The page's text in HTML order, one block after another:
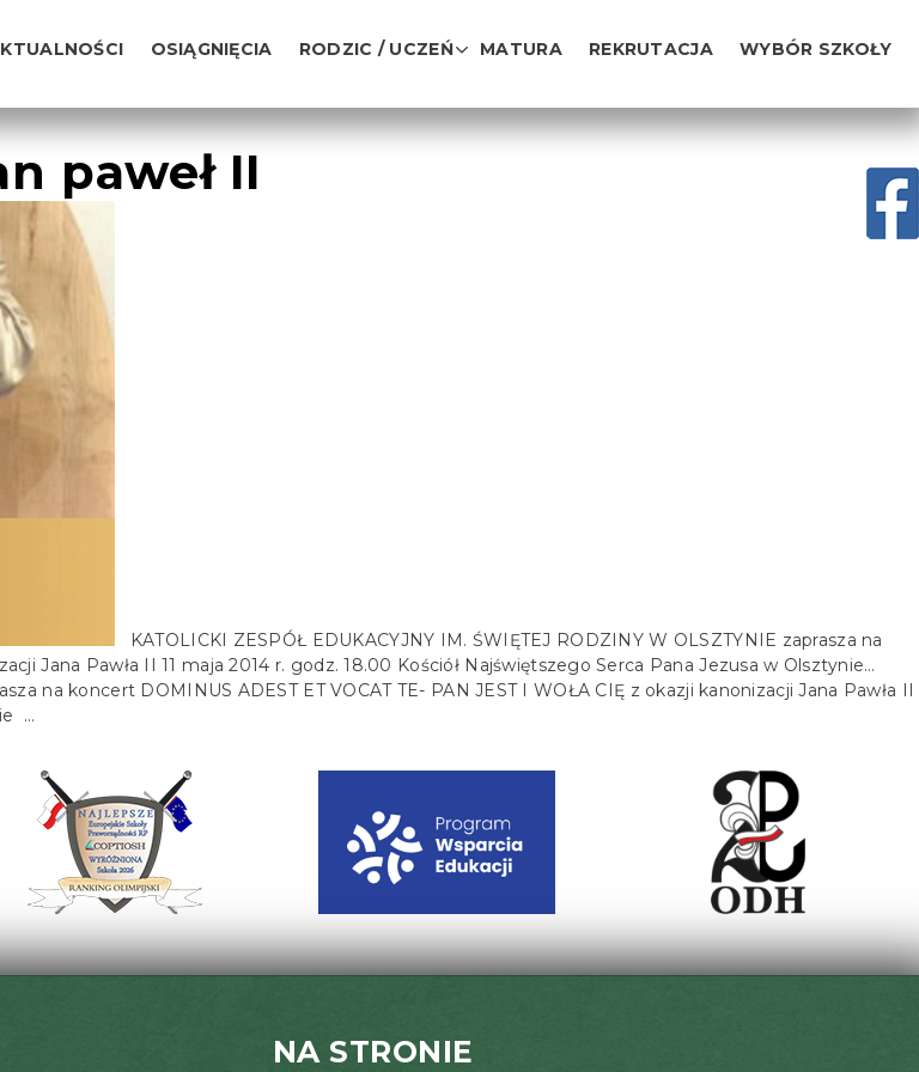
OSIĄGNIĘCIA RODZIC / UCZEŃ MATURA REKRUTACJA WYBÓR SZKOŁY
paweł II
KATOLICKI ZESPÓŁ EDUKACYJNY IM. ŚWIĘTEJ RODZINY W OLSZTYNIE zaprasza na
Jana Pawła II 11 maja 2014 r. godz. 18.00 Kościół Najświętszego Serca Pana Jezusa w Olsztynie…
na koncert DOMINUS ADEST ET VOCAT TE- PAN JEST I WOŁA CIĘ z okazji kanonizacji Jana Pawła II
…
NA STRONIE